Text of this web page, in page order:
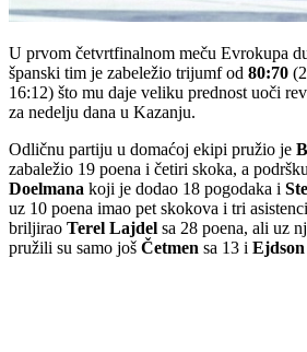
U prvom četvrtfinalnom meču Evrokupa
španski tim je zabeležio trijumf od 80:70
16:12) što mu daje veliku prednost uoči
za nedelju dana u Kazanju.
Odličnu partiju u domaćoj ekipi pružio je
zabaležio 19 poena i četiri skoka, a
Doelmana koji je dodao 18 pogodaka i
uz 10 poena imao pet skokova i tri
briljirao Terel Lajdel sa 28 poena, ali uz
pružili su samo još Četmen sa 13 i Ejdson